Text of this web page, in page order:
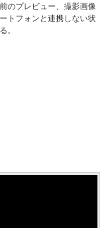
のプレビュー、撮影画像
トフォンと連携しない状
。